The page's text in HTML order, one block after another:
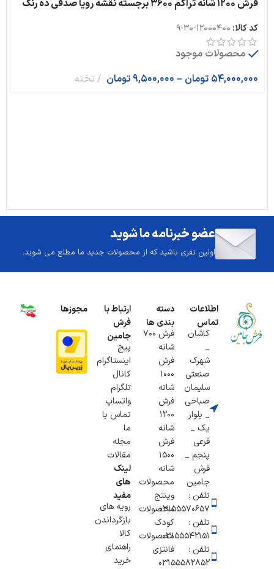
فرش ۱۲۰۰ شانه تراکم ۳۶۰۰ برجسته نقشه رویا صدفی ده رنگ
کد کالا: 12000400-30-9
محصولات موجود
54,000,000 تومان –
9,500,000 تومان تخته
عضو خبرنامه ما شوید
اولین نفری باشید که از محصولات جدید ما مطلع می شوید.
اطلاعات
تماس
کاشان
_
شهرک
صنعتی
سلیمان
صباحی
_ بلوار
یک _
فرعی
پنجم _
فرش
جامین
تلفن :
۰۳۱۵۵۵۷۰۶۵۷
تلفن :
03155542151
تلفن :
03155582852
دسته
بندی ها
فرش 700
شانه
فرش
1000
شانه
فرش
1200
شانه
فرش
1500
شانه
محصولات
وینتج
محصولات
کودک
محصولات
فانتزی
ارتباط با
فرش
جامین
پیج
اینستاگرام
کانال
تلگرام
واتساپ
تماس با
ما
مجله
مقالات
لینک
های
مفید
رویه های
بازگرداندن
کالا
راهنمای
خرید
مجوزها